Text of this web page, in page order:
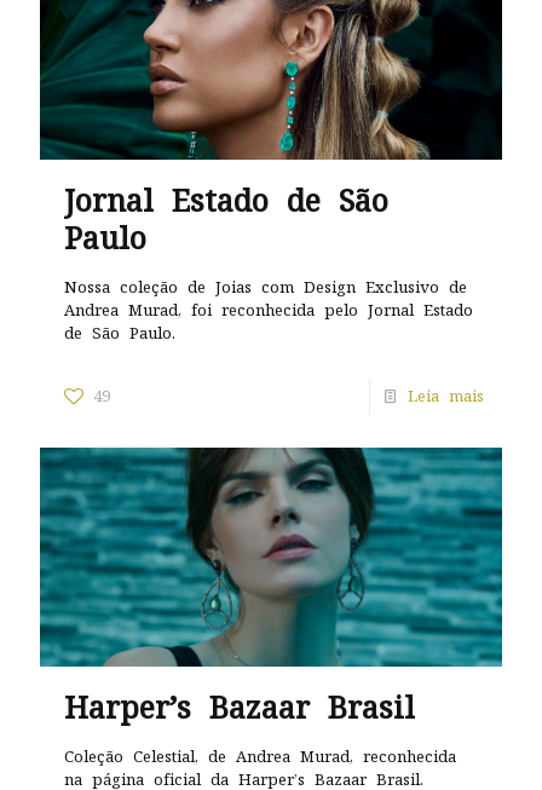
Jornal Estado de São
Paulo
Nossa coleção de Joias com Design Exclusivo de
Andrea Murad, foi reconhecida pelo Jornal Estado
de São Paulo.
49
Leia mais
Harper’s Bazaar Brasil
Coleção Celestial, de Andrea Murad, reconhecida